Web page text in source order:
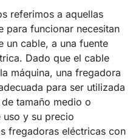
3195 m²/h
3645 m²/h
18840 m²/h
29400 m²/h
referimos a aquellas
para funcionar necesitan
un cable, a una fuente
Dado que el cable
máquina, una fregadora
para ser utilizada
tamaño medio o
y su precio
fregadoras eléctricas con